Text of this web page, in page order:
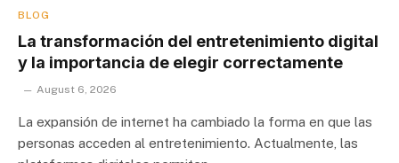
BLOG
La transformación del entretenimiento digital
y la importancia de elegir correctamente
August 6, 2026
La expansión de internet ha cambiado la forma en que las
personas acceden al entretenimiento. Actualmente, las